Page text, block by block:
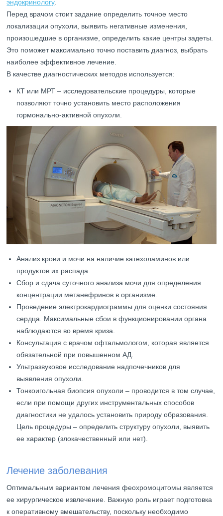
эндокринологу.
Перед врачом стоит задание определить точное место
локализации опухоли, выявить негативные изменения,
произошедшие в организме, определить какие центры задеты.
Это поможет максимально точно поставить диагноз, выбрать
наиболее эффективное лечение.
В качестве диагностических методов используется:
КТ или МРТ – исследовательские процедуры, которые
позволяют точно установить место расположения
гормонально-активной опухоли.
Анализ крови и мочи на наличие катехоламинов или
продуктов их распада.
Сбор и сдача суточного анализа мочи для определения
концентрации метанефринов в организме.
Проведение электрокардиограммы для оценки состояния
сердца. Максимальные сбои в функционировании органа
наблюдаются во время криза.
Консультация с врачом офтальмологом, которая является
обязательной при повышенном АД.
Ультразвуковое исследование надпочечников для
выявления опухоли.
Тонкоигольная биопсия опухоли – проводится в том случае,
если при помощи других инструментальных способов
диагностики не удалось установить природу образования.
Цель процедуры – определить структуру опухоли, выявить
ее характер (злокачественный или нет).
Лечение заболевания
Оптимальным вариантом лечения феохромоцитомы является
ее хирургическое извлечение. Важную роль играет подготовка
к оперативному вмешательству, поскольку необходимо